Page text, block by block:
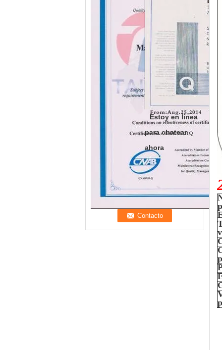
Estoy en línea
para chatear
ahora